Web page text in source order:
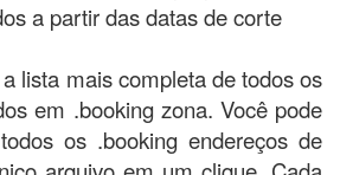
a partir das datas de corte
lista mais completa de todos os
em .booking zona. Você pode
os .booking endereços de